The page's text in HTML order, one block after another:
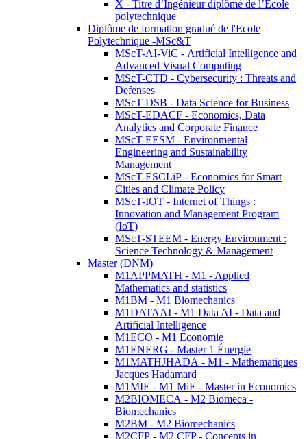
X - Titre d’Ingénieur diplômé de l’École
polytechnique
Diplôme de formation gradué de l'Ecole
Polytechnique -MSc&T
MScT-AI-ViC - Artificial Intelligence and
Advanced Visual Computing
MScT-CTD - Cybersecurity : Threats and
Defenses
MScT-DSB - Data Science for Business
MScT-EDACF - Economics, Data
Analytics and Corporate Finance
MScT-EESM - Environmental
Engineering and Sustainability
Management
MScT-ESCLiP - Economics for Smart
Cities and Climate Policy
MScT-IOT - Internet of Things :
Innovation and Management Program
(IoT)
MScT-STEEM - Energy Environment :
Science Technology & Management
Master (DNM)
M1APPMATH - M1 - Applied
Mathematics and statistics
M1BM - M1 Biomechanics
M1DATAAI - M1 Data AI - Data and
Artificial Intelligence
M1ECO - M1 Economie
M1ENERG - Master 1 Énergie
M1MATHJHADA - M1 - Mathematiques
Jacques Hadamard
M1MIE - M1 MiE - Master in Economics
M2BIOMECA - M2 Biomeca -
Biomechanics
M2BM - M2 Biomechanics
M2CFP - M2 CFP - Concepts in